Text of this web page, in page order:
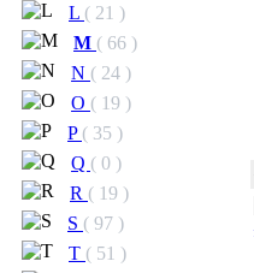
L ( 21 )
M ( 66 )
N ( 24 )
O ( 19 )
P ( 35 )
Q ( 0 )
R ( 19 )
S ( 97 )
T ( 51 )